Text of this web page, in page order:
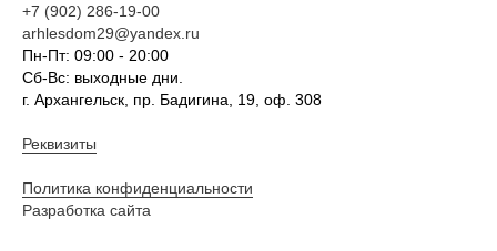
+7 (902) 286-19-00
arhlesdom29@yandex.ru
Пн-Пт: 09:00 - 20:00
Сб-Вс: выходные дни.
г. Архангельск, пр. Бадигина, 19, оф. 308
Реквизиты
Политика конфиденциальности
Разработка сайта